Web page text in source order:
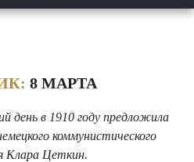
8 МАРТА
день в 1910 году предложила
коммунистического
Клара Цеткин.